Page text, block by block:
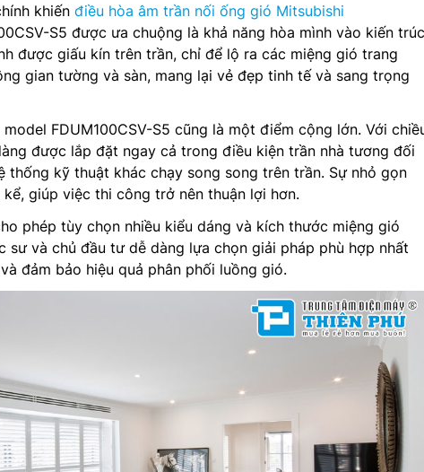
khiến điều hòa âm trần nối ống gió Mitsubishi
S5 được ưa chuộng là khả năng hòa mình vào kiến trúc
được giấu kín trên trần, chỉ để lộ ra các miệng gió trang
gian tường và sàn, mang lại vẻ đẹp tinh tế và sang trọng
FDUM100CSV-S5 cũng là một điểm cộng lớn. Với
được lắp đặt ngay cả trong điều kiện trần nhà tương đối
thống kỹ thuật khác chạy song song trên trần. Sự nhỏ gọn
giúp việc thi công trở nên thuận lợi hơn.
phép tùy chọn nhiều kiểu dáng và kích thước miệng gió
sư và chủ đầu tư dễ dàng lựa chọn giải pháp phù hợp nhất
đảm bảo hiệu quả phân phối luồng gió.